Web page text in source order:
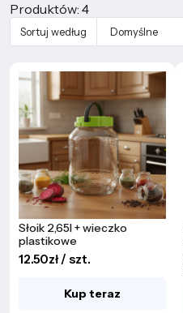
Produktów: 4
Sortuj według
Słoik 2,65l + wieczko
plastikowe
12.50zł / szt.
Kup teraz